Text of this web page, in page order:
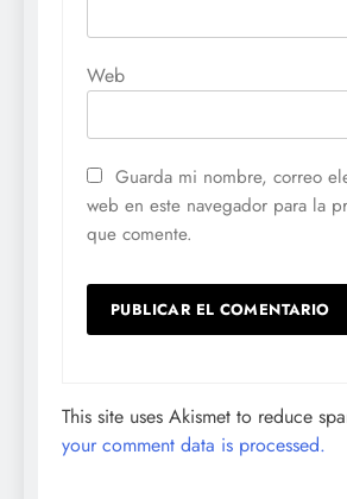
Web
Guarda mi nombre, correo
web en este navegador para la
que comente.
This site uses Akismet to reduce
your comment data is processed.